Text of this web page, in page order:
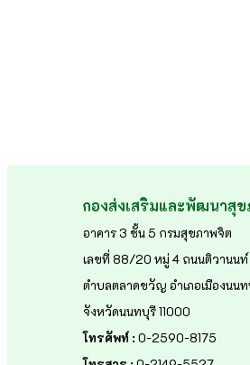
กองส่งเสริมและพัฒนาสุ
อาคาร 3 ชั้น 5 กรมสุขภาพจิต
เลขที่ 88/20 หมู่ 4 ถนนติวานนท์
ตำบลตลาดขวัญ อำเภอเมืองนน
จังหวัดนนทบุรี 11000
โทรศัพท์ : 0-2590-8175